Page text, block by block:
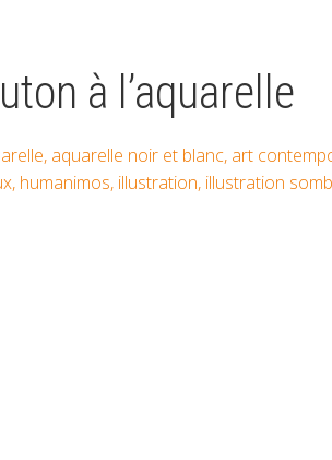
à l’aquarelle
, aquarelle noir et blanc, art
, humanimos, illustration, illustration